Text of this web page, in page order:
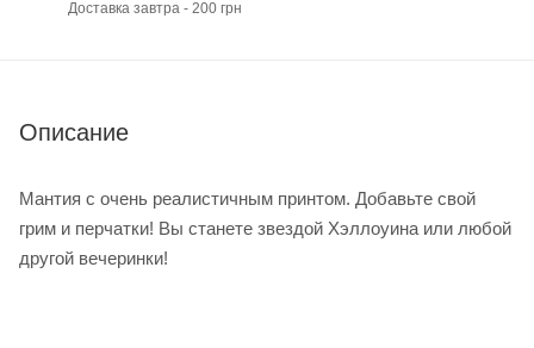
Доставка завтра - 200 грн
Описание
Мантия с очень реалистичным принтом. Добавьте свой
грим и перчатки! Вы станете звездой Хэллоуина или любой
другой вечеринки!